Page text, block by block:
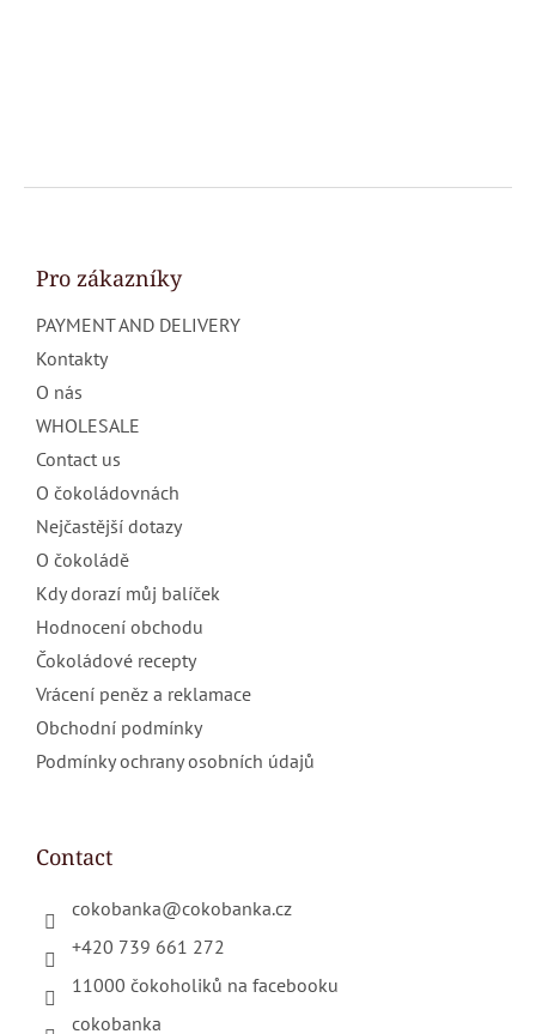
F
Pro zákazníky
PAYMENT AND DELIVERY
Kontakty
O nás
WHOLESALE
Contact us
O čokoládovnách
Nejčastější dotazy
O čokoládě
Kdy dorazí můj balíček
Hodnocení obchodu
Čokoládové recepty
Vrácení peněz a reklamace
Obchodní podmínky
Podmínky ochrany osobních údajů
Contact
cokobanka@cokobanka.cz
+420 739 661 272
11000 čokoholiků na facebooku
cokobanka